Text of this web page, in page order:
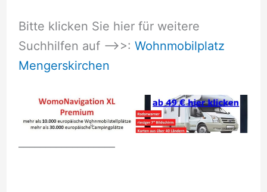
Bitte klicken Sie hier für weitere
Suchhilfen auf –>>: Wohnmobilplatz
Mengerskirchen